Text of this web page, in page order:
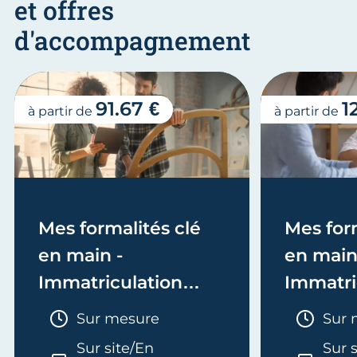
et offres
d'accompagnement
Mes formalités clé
en main -
Immatriculation
(EI/Micro-entreprise
Durée :
Sur mesure
Sur site/En
à partir de 91.67 €
Mes
en
Sur
Sur
à partir de